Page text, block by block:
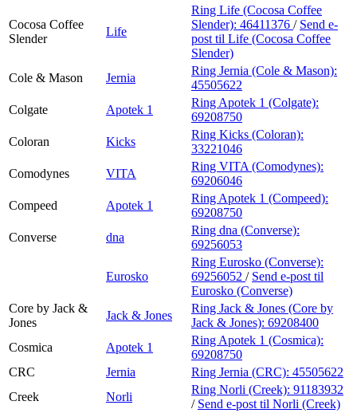
Cocosa Coffee
Slender
Life
Ring Life (Cocosa Coffee
Slender): 46411376 / Send e-
post til Life (Cocosa Coffee
Slender)
Cole & Mason
Jernia
Ring Jernia (Cole & Mason):
45505622
Colgate
Apotek 1
Ring Apotek 1 (Colgate):
69208750
Coloran
Kicks
Ring Kicks (Coloran):
33221046
Comodynes
VITA
Ring VITA (Comodynes):
69206046
Compeed
Apotek 1
Ring Apotek 1 (Compeed):
69208750
Converse
dna
Ring dna (Converse):
69256053
Eurosko
Ring Eurosko (Converse):
69256052 / Send e-post til
Eurosko (Converse)
Core by Jack &
Jones
Jack & Jones
Ring Jack & Jones (Core by
Jack & Jones): 69208400
Cosmica
Apotek 1
Ring Apotek 1 (Cosmica):
69208750
CRC
Jernia Ring Jernia (CRC): 45505622
Creek
Norli
Ring Norli (Creek): 91183932
/ Send e-post til Norli (Creek)